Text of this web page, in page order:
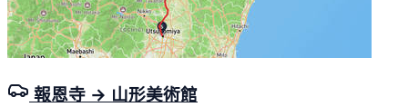
報恩寺 → 山形美術館